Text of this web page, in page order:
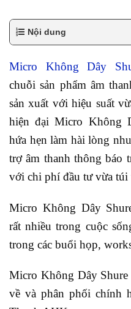
Nội dung
Micro Không Dây
chuỗi sản phẩm âm
sản xuất với hiệu suất
hiện đại Micro Không
hứa hẹn làm hài lòng
trợ âm thanh thông báo
với chi phí đầu tư vừa túi
Micro Không Dây
rất nhiều trong cuộc
trong các buổi họp,
Micro Không Dây
về và phân phối chính